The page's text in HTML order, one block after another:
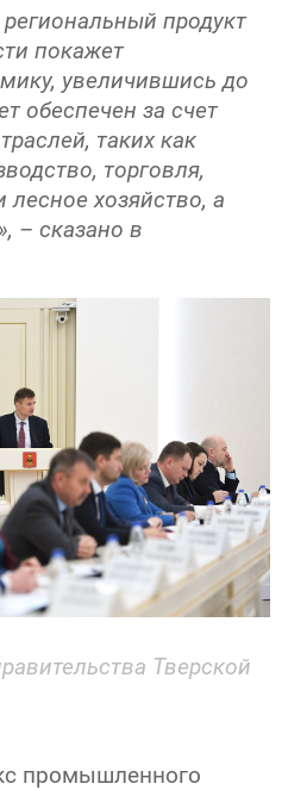
продукт
покажет
увеличившись до
обеспечен за счет
таких как
торговля,
лесное хозяйство, а
– сказано в
Тверской
промышленного